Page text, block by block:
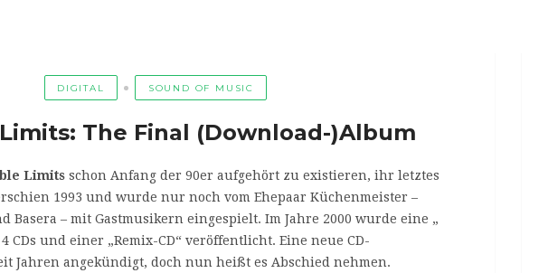
DIGITAL SOUND OF MUSIC
The Final (Download-)Album
Limitsschon Anfang der 90er aufgehört zu existieren, ihr letztes
1993 und wurde nur noch vom Ehepaar Küchenmeister –
Basera – mit Gastmusikern eingespielt. Im Jahre 2000 wurde eine „
CDs und einer „Remix-CD“ veröffentlicht. Eine neue CD-
Jahren angekündigt, doch nun heißt es Abschied nehmen.